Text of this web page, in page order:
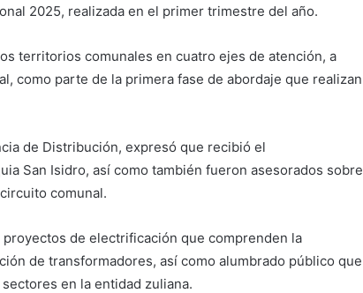
2025, realizada en el primer trimestre del año.
territorios comunales en cuatro ejes de atención, a
como parte de la primera fase de abordaje que realizan
de Distribución, expresó que recibió el
San Isidro, así como también fueron asesorados sobre
comunal.
de electrificación que comprenden la
de transformadores, así como alumbrado público que
en la entidad zuliana.